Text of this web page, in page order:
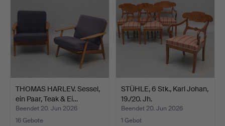
THOMAS HARLEV. Sessel,
ein Paar, Teak & Ei…
Beendet 20. Jun 2026
16 Gebote
STÜHLE, 6 Stk., Karl Johan,
19./20. Jh.
Beendet 20. Jun 2026
1 Gebot